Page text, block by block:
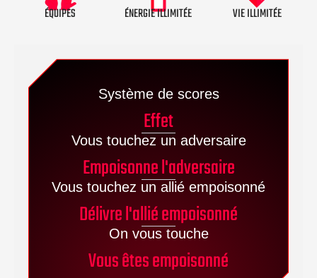
ÉQUIPES ÉNERGIE ILLIMITÉE VIE ILLIMITÉE
Système de scores
Effet
Vous touchez un adversaire
Empoisonne l'adversaire
Vous touchez un allié empoisonné
Délivre l'allié empoisonné
On vous touche
Vous êtes empoisonné